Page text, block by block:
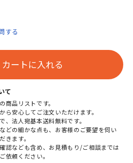
する
カートに入れる
て
商品リストです。
ら安心してご注文いただけます。
、法人宛基本送料無料です。
どの細かな点も、お客様のご要望を伺い
きます。
認なども含め、お見積もり/ご相談までは
依頼ください。